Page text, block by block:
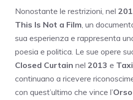
Nonostante le restrizioni, nel
This Is Not a Film, un
sua esperienza e rappresenta
poesia e politica. Le sue opere
Closed Curtain nel 2013 e
continuano a ricevere
con quest’ultimo che vince l’